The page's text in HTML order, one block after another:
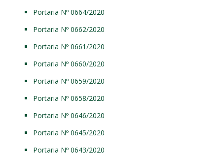
Portaria Nº 0664/2020
Portaria Nº 0662/2020
Portaria Nº 0661/2020
Portaria Nº 0660/2020
Portaria Nº 0659/2020
Portaria Nº 0658/2020
Portaria Nº 0646/2020
Portaria Nº 0645/2020
Portaria Nº 0643/2020